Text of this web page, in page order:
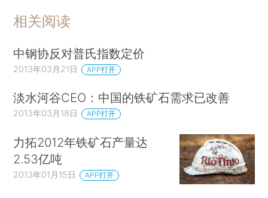
相关阅读
中钢协反对普氏指数定价
2013年03月21日 APP打开
淡水河谷CEO：中国的铁矿石需求已改善
2013年03月18日 APP打开
力拓2012年铁矿石产量达
2.53亿吨
2013年01月15日 APP打开